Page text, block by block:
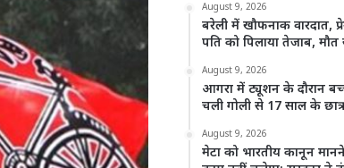
August 9, 2026
बरेली में खौफनाक वारदात,
पति को पिलाया तेजाब,
August 9, 2026
आगरा में ट्यूशन के दौरान
चली गोली से 17 साल के
August 9, 2026
मेटा को भारतीय कानून